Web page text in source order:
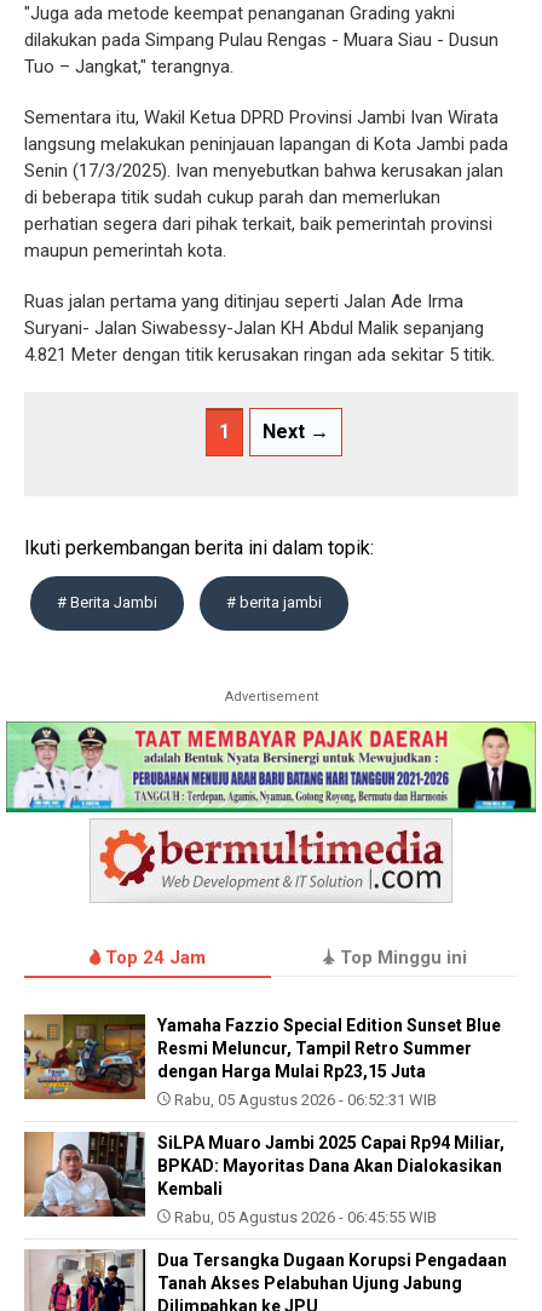
"Juga ada metode keempat penanganan Grading yakni
dilakukan pada Simpang Pulau Rengas - Muara Siau - Dusun
Tuo – Jangkat," terangnya.
Sementara itu, Wakil Ketua DPRD Provinsi Jambi Ivan Wirata
langsung melakukan peninjauan lapangan di Kota Jambi pada
Senin (17/3/2025). Ivan menyebutkan bahwa kerusakan jalan
di beberapa titik sudah cukup parah dan memerlukan
perhatian segera dari pihak terkait, baik pemerintah provinsi
maupun pemerintah kota.
Ruas jalan pertama yang ditinjau seperti Jalan Ade Irma
Suryani- Jalan Siwabessy-Jalan KH Abdul Malik sepanjang
4.821 Meter dengan titik kerusakan ringan ada sekitar 5 titik.
1 Next →
Ikuti perkembangan berita ini dalam topik:
# Berita Jambi # berita jambi
Advertisement
Top 24 Jam Top Minggu ini
Yamaha Fazzio Special Edition Sunset Blue
Resmi Meluncur, Tampil Retro Summer
dengan Harga Mulai Rp23,15 Juta
Rabu, 05 Agustus 2026 - 06:52:31 WIB
SiLPA Muaro Jambi 2025 Capai Rp94 Miliar,
BPKAD: Mayoritas Dana Akan Dialokasikan
Kembali
Rabu, 05 Agustus 2026 - 06:45:55 WIB
Dua Tersangka Dugaan Korupsi Pengadaan
Tanah Akses Pelabuhan Ujung Jabung
Dilimpahkan ke JPU